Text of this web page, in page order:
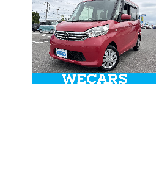
車検料金・メニュー
品質管理とサポート体制
お役立ち情報
お問い合わせ